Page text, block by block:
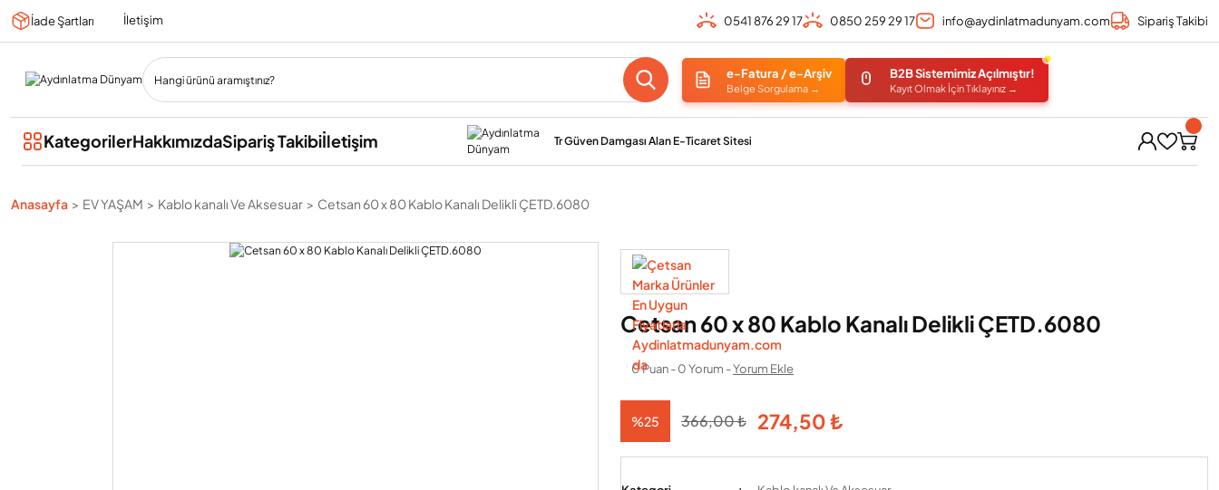
İade Şartları İletişim 0541 876 29 17 0850 259 29 17 info@aydinlatmadunyam.com Sipariş Takibi
e-Fatura / e-Arşiv
Belge Sorgulama →
B2B Sistemimiz Açılmıştır!
Kayıt Olmak İçin Tıklayınız →
KategorilerHakkımızdaSipariş Takibiİletişim Tr Güven Damgası Alan E-Ticaret Sitesi
Anasayfa EV YAŞAM Kablo kanalı Ve Aksesuar Cetsan 60 x 80 Kablo Kanalı Delikli ÇETD.6080
Cetsan 60 x 80 Kablo Kanalı Delikli ÇETD.6080
0 Puan - 0 Yorum -Yorum Ekle
%25 366,00 ₺ 274,50 ₺